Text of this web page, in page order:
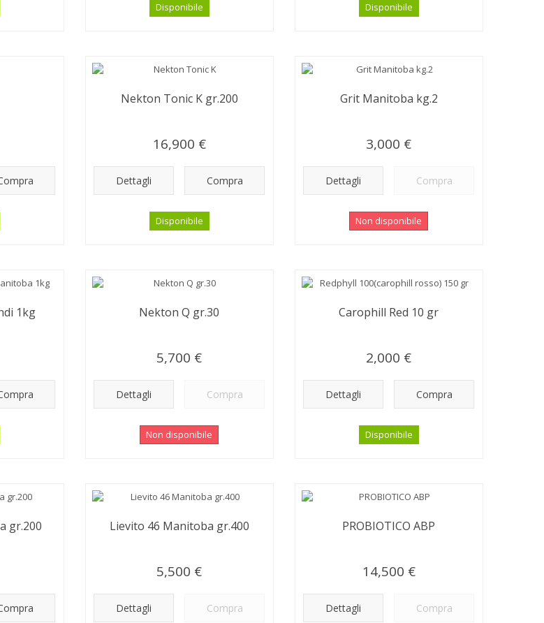
Disponibile Disponibile
Nekton Tonic K gr.200
16,900 €
Dettagli Compra
Disponibile
Grit Manitoba kg.2
3,000 €
Dettagli Compra
Non disponibile
1kg Nekton Q gr.30
5,700 €
Dettagli Compra
Non disponibile
Carophill Red 10 gr
2,000 €
Dettagli Compra
Disponibile
gr.200 Lievito 46 Manitoba gr.400
5,500 €
Dettagli Compra
PROBIOTICO ABP
14,500 €
Dettagli Compra